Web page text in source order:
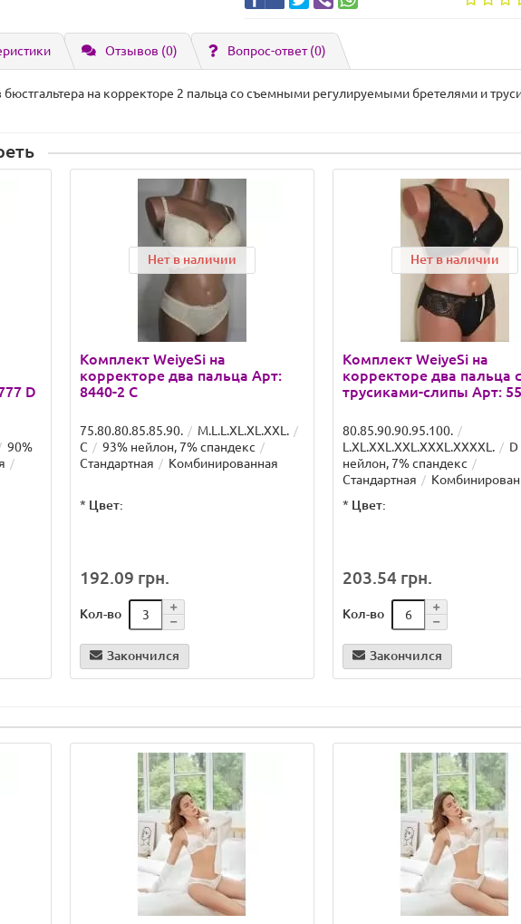
Отзывов (0) Вопрос-ответ(0)
на корректоре 2 пальца со съемными регулируемыми бретелями и
D
90%
Нет в наличии
Комплект WeiyeSi на
корректоре два пальца Арт:
8440-2 C
75.80.80.85.85.90.
M.L.L.XL.XL.XXL.
C
93% нейлон, 7% спандекс
Стандартная
Комбинированная
* Цвет:
192.09 грн.
Кол-во
Закончился
Нет в наличии
Комплект WeiyeSi на
корректоре два пальца с
трусиками-слипы Арт:
80.85.90.90.95.100.
L.XL.XXL.XXL.XXXL.XXXXL.
D
нейлон, 7% спандекс
Стандартная
* Цвет:
203.54 грн.
Кол-во
Закончился